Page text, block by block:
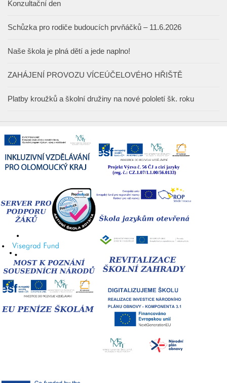
Konzultační den
Schůzka pro rodiče budoucích prvňáčků – 11.6.2026
Naše škola je plná dětí a jede naplno!
ZAHÁJENÍ PROVOZU VÍCEÚČELOVÉHO HŘIŠTĚ
Platby kroužků a školní družiny na nové pololetí šk. roku